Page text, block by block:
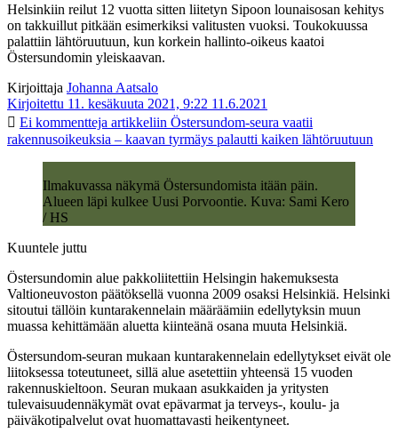
Helsinkiin reilut 12 vuotta sitten liitetyn Sipoon lounaisosan kehitys
on takkuillut pitkään esimerkiksi valitusten vuoksi. Toukokuussa
palattiin lähtöruutuun, kun korkein hallinto-oikeus kaatoi
Östersundomin yleiskaavan.
Kirjoittaja Johanna Aatsalo
Kirjoitettu 11. kesäkuuta 2021, 9:22 11.6.2021
Ei kommentteja artikkeliin Östersundom-seura vaatii
rakennusoikeuksia – kaavan tyrmäys palautti kaiken lähtöruutuun
Ilmakuvassa näkymä Östersundomista itään päin.
Alueen läpi kulkee Uusi Porvoontie. Kuva: Sami Kero
/ HS
Kuuntele juttu
Östersundomin alue pakkoliitettiin Helsingin hakemuksesta
Valtioneuvoston päätöksellä vuonna 2009 osaksi Helsinkiä. Helsinki
sitoutui tällöin kuntarakennelain määräämiin edellytyksin muun
muassa kehittämään aluetta kiinteänä osana muuta Helsinkiä.
Östersundom-seuran mukaan kuntarakennelain edellytykset eivät ole
liitoksessa toteutuneet, sillä alue asetettiin yhteensä 15 vuoden
rakennuskieltoon. Seuran mukaan asukkaiden ja yritysten
tulevaisuudennäkymät ovat epävarmat ja terveys-, koulu- ja
päiväkotipalvelut ovat huomattavasti heikentyneet.